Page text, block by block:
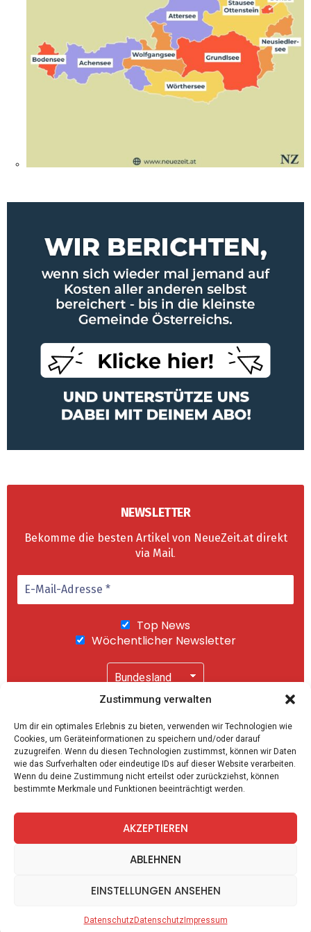
Zustimmung verwalten
Um dir ein optimales Erlebnis zu bieten, verwenden wir Technologien wie
Cookies, um Geräteinformationen zu speichern und/oder darauf
zuzugreifen. Wenn du diesen Technologien zustimmst, können wir Daten
wie das Surfverhalten oder eindeutige IDs auf dieser Website verarbeiten.
Wenn du deine Zustimmung nicht erteilst oder zurückziehst, können
bestimmte Merkmale und Funktionen beeinträchtigt werden.
AKZEPTIEREN
ABLEHNEN
EINSTELLUNGEN ANSEHEN
DatenschutzDatenschutzImpressum
NEWSLETTER
Bekomme die besten Artikel von NeueZeit.at direkt
via Mail.
Top News
Wöchentlicher Newsletter
"Abonnieren" akzeptierst Du unsere
Datenschutzerklärung.
twitter
Zitate Kontakt Datenschutz